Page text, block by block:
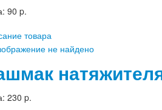
90 p.
товара
230 p.